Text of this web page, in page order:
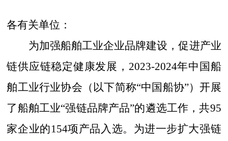
各有关单位：
为加强船舶工业企业品牌建设，促进产业
链供应链稳定健康发展， 2023-2024年中国船
舶工业行业协会（以下简称“中国船协”）开展
了船舶工业“强链品牌产品”的遴选工作 ，共95
家企业的154项产品入选。 为进一步扩大强链